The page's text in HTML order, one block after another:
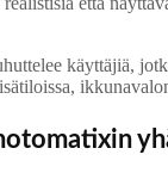
käyttäjiä,